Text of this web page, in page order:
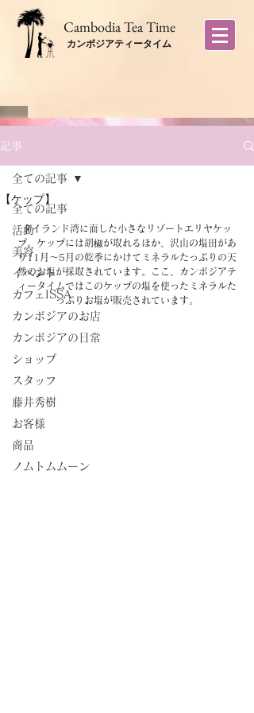
​Cambodia Tea Time
カンボジアティータイム
記事
全ての記事
活動
美容
イベント
カフェISSA
カンボジアのお店
カンボジアの日常
ショップ
スタッフ
藤井秀樹
お客様
商品
ノムトムムーン
全ての記事
【ケップ】
タイランド湾に面した小さなリゾートエリヤケッ
プ。ケップには胡椒が取れるほか、沢山の塩田があ
り11月〜5月の乾季にかけてミネラルたっぷりの天
然のお塩が採取されています。ここ、カンボジアテ
ィータイムではこのケップの塩を使ったミネラルた
っぷりお塩が販売されています。